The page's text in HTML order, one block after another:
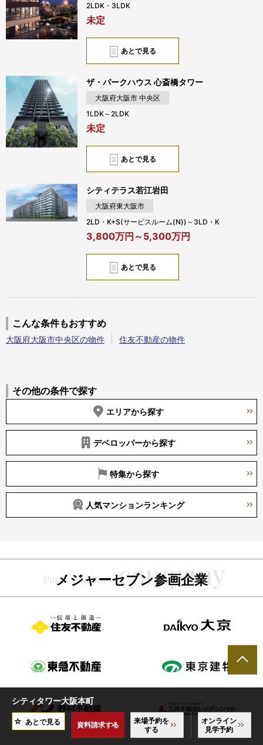
シティタワー大阪本町
あとで見る 資料請求する
来場予約を
する
オンライン
見学予約
あとで見る
2LDK・3LDK
未定
あとで見る
ザ・パークハウス 心斎橋タワー
大阪府大阪市 中央区
1LDK～2LDK
未定
あとで見る
シティテラス若江岩田
大阪府東大阪市
2LD・K+S(サービスルーム(N))～3LD・K
3,800万円～5,300万円
こんな条件もおすすめ
大阪府大阪市中央区の物件 住友不動産の物件
その他の条件で探す
エリアから探す
デベロッパーから探す
特集から探す
人気マンションランキング
メジャーセブン参画企業